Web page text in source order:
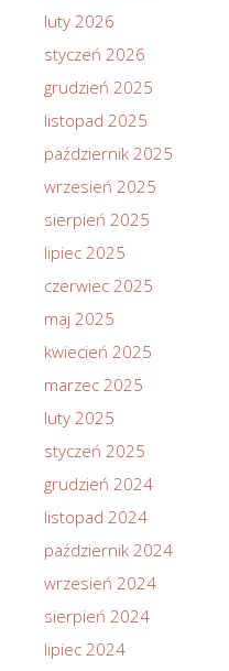
luty 2026
styczeń 2026
grudzień 2025
listopad 2025
październik 2025
wrzesień 2025
sierpień 2025
lipiec 2025
czerwiec 2025
maj 2025
kwiecień 2025
marzec 2025
luty 2025
styczeń 2025
grudzień 2024
listopad 2024
październik 2024
wrzesień 2024
sierpień 2024
lipiec 2024